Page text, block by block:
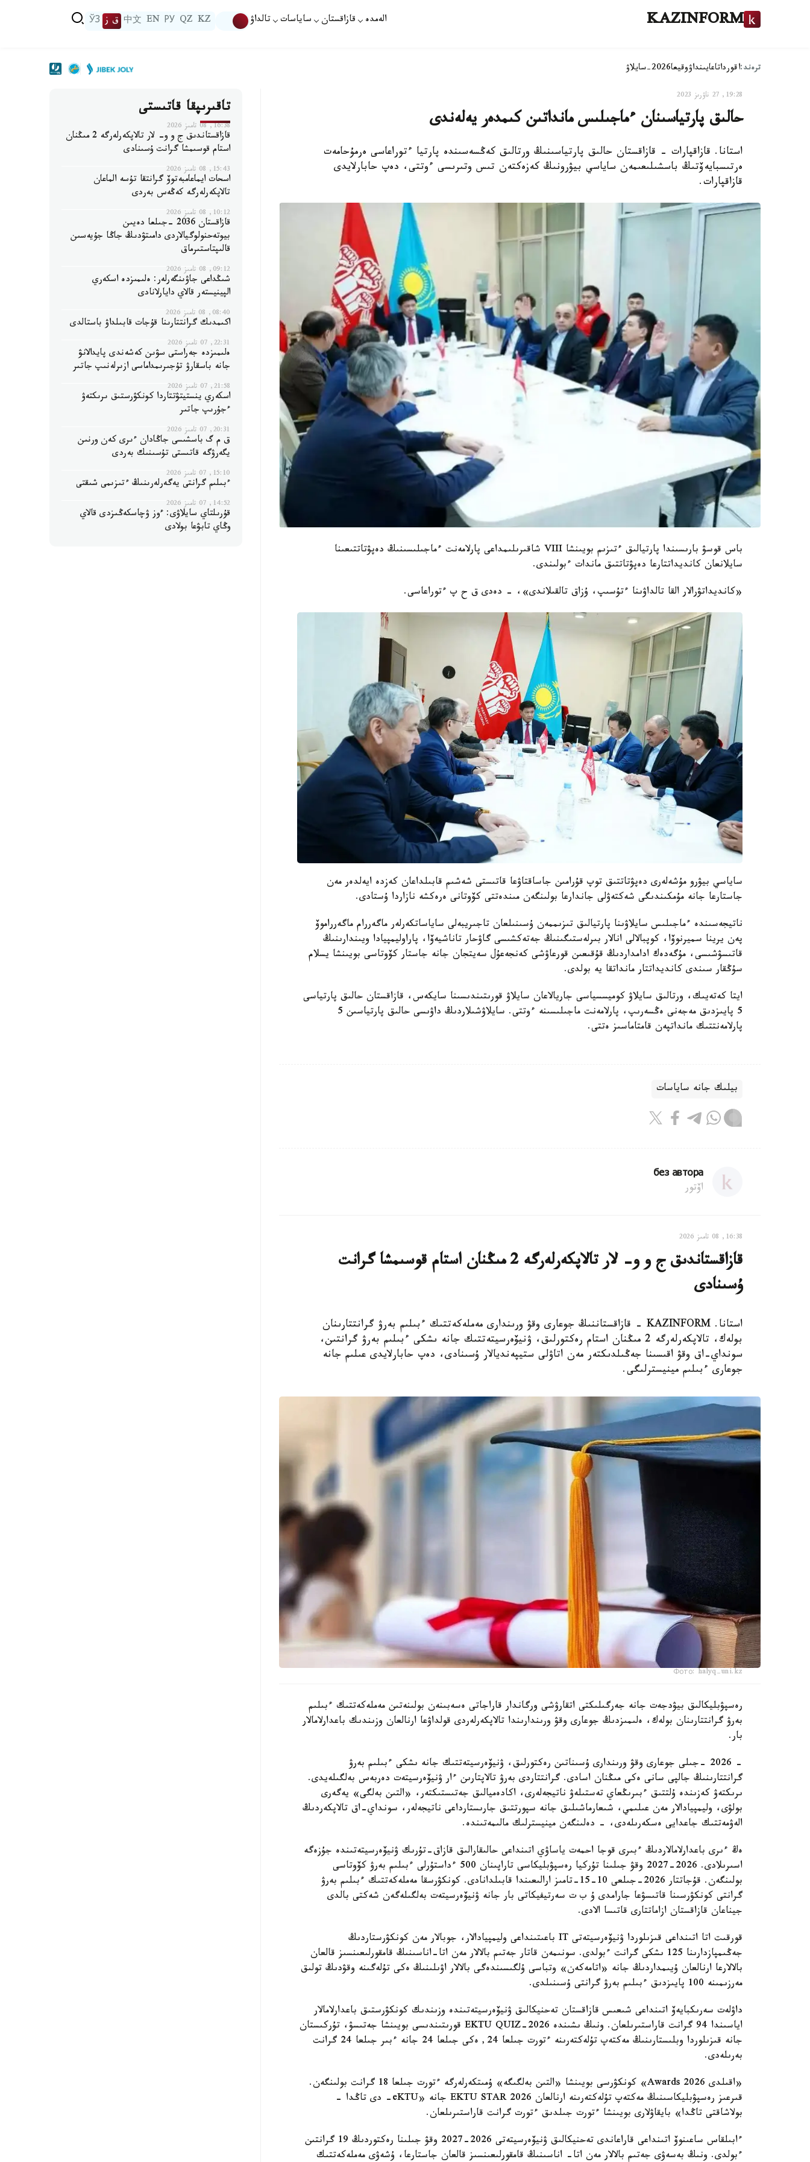
KAZINFORM الەمدە قازاقستان ساياسات تالداۋ KZ
QZ
РУ
EN
中文 ق ز ЎЗ
ترەند:اقورداتاعايىنداۋوقيعا2026-سايلاۋ
19:28, 27 ناۋرىز 2023
حالىق پارتياسىنان ءماجىلىس مانداتىن كىمدەر يەلەندى
استانا. قازاقپارات - قازاقستان حالىق پارتياسىنىڭ ورتالىق كەڭسەسىندە پارتيا ءتوراعاسى ەرمۇحامەت
ەرتىسبايەۆتىڭ باسشىلىعىمەن ساياسي بيۋرونىڭ كەزەكتەن تىس وتىرىسى ءوتتى، دەپ حابارلايدى
قازاقپارات.
باس قوسۋ بارىسىندا پارتيالىق ءتىزىم بويىنشا VIII شاقىرىلىمداعى پارلامەنت ءماجىلىسىنىڭ دەپۋتاتتىعىنا
سايلانعان كانديداتتارعا دەپۋتاتتىق ماندات ءبولىندى.
«كانديداتۋرالار القا تالداۋىنا ءتۇسىپ، ۇزاق تالقىلاندى»، - دەدى ق ح پ ءتوراعاسى.
ساياسي بيۋرو مۇشەلەرى دەپۋتاتتىق توپ قۇرامىن جاساقتاۋعا قاتىستى شەشىم قابىلداعان كەزدە ايەلدەر مەن
جاستارعا جانە مۇمكىندىگى شەكتەۋلى جاندارعا بولىنگەن مىندەتتى كۆوتانى ەرەكشە نازاردا ۇستادى.
ناتيجەسىندە ءماجىلىس سايلاۋىنا پارتيالىق تىزىممەن ۇسىنىلعان تاجىريبەلى ساياساتكەرلەر ماگەررام ماگەرراموۆ
پەن يرينا سميرنوۆا، كوپبالالى انالار بىرلەستىگىنىڭ جەتەكشىسى گاۋحار تاناشيەۆا، پاراوليمپيادا ويىندارىنىڭ
قاتىسۋشىسى، مۇگەدەك ادامداردىڭ قۇقىعىن قورعاۋشى كەنجەعۇل سەيتجان جانە جاستار كۆوتاسى بويىنشا يسلام
سۇڭقار سىندى كانديداتتار مانداتقا يە بولدى.
ايتا كەتەيىك، ورتالىق سايلاۋ كوميسسياسى جاريالاعان سايلاۋ قورىتىندىسىنا سايكەس، قازاقستان حالىق پارتياسى
5 پايىزدىق مەجەنى ەڭسەرىپ، پارلامەنت ماجىلىسىنە ءوتتى. سايلاۋشىلاردىڭ داۋىسى حالىق پارتياسىن 5
پارلامەنتتىك مانداتپەن قامتاماسىز ەتتى.
بيلىك جانە ساياسات
без автора
اۆتور
16:38, 08 تامىز 2026
قازاقستاندىق ج و و- لار تالاپكەرلەرگە 2 مىڭنان استام قوسىمشا گرانت
ۇسىنادى
استانا. KAZINFORM - قازاقستاننىڭ جوعارى وقۋ ورىندارى مەملەكەتتىك ءبىلىم بەرۋ گرانتتارىنان
بولەك، تالاپكەرلەرگە 2 مىڭنان استام رەكتورلىق، ۋنيۆەرسيتەتتىك جانە ىشكى ءبىلىم بەرۋ گرانتىن،
سونداي-اق وقۋ اقىسىنا جەڭىلدىكتەر مەن اتاۋلى ستيپەنديالار ۇسىنادى، دەپ حابارلايدى عىلىم جانە
جوعارى ءبىلىم مينيسترلىگى.
Фото: halyq-uni.kz
رەسپۋبليكالىق بيۋدجەت جانە جەرگىلىكتى اتقارۋشى ورگاندار قاراجاتى ەسەبىنەن بولىنەتىن مەملەكەتتىك ءبىلىم
بەرۋ گرانتتارىنان بولەك، ەلىمىزدىڭ جوعارى وقۋ ورىندارىندا تالاپكەرلەردى قولداۋعا ارنالعان وزىندىك باعدارلامالار
بار.
- 2026 -جىلى جوعارى وقۋ ورىندارى ۇسىناتىن رەكتورلىق، ۋنيۆەرسيتەتتىك جانە ىشكى ءبىلىم بەرۋ
گرانتتارىنىڭ جالپى سانى ەكى مىڭنان اسادى. گرانتتاردى بەرۋ تالاپتارىن ءار ۋنيۆەرسيتەت دەربەس بەلگىلەيدى.
ىرىكتەۋ كەزىندە ۇلتتىق ءبىرىڭعاي تەستىلەۋ ناتيجەلەرى، اكادەميالىق جەتىستىكتەر، «التىن بەلگى» يەگەرى
بولۋى، وليمپيادالار مەن عىلىمي، شىعارماشىلىق جانە سپورتتىق جارىستارداعى ناتيجەلەر، سونداي-اق تالاپكەردىڭ
الەۋمەتتىك جاعدايى ەسكەرىلەدى، - دەلىنگەن مينيسترلىك مالىمەتىندە.
ەڭ ءىرى باعدارلامالاردىڭ ءبىرى قوجا احمەت ياساۋي اتىنداعى حالىقارالىق قازاق-تۇرىك ۋنيۆەرسيتەتىندە جۇزەگە
اسىرىلادى. 2026-2027 وقۋ جىلىنا تۇركيا رەسپۋبليكاسى تاراپىنان 500 ءداستۇرلى ءبىلىم بەرۋ كۆوتاسى
بولىنگەن. قۇجاتتار 2026-جىلعى 10-15-تامىز ارالىعىندا قابىلدانادى. كونكۋرسقا مەملەكەتتىك ءبىلىم بەرۋ
گرانتى كونكۋرسىنا قاتىسۋعا جارامدى ۇ ب ت سەرتيفيكاتى بار جانە ۋنيۆەرسيتەت بەلگىلەگەن شەكتى بالدى
جيناعان قازاقستان ازاماتتارى قاتىسا الادى.
قورقىت اتا اتىنداعى قىزىلوردا ۋنيۆەرسيتەتى IT باعىتىنداعى وليمپيادالار، جوبالار مەن كونكۋرستاردىڭ
جەڭىمپازدارىنا 125 ىشكى گرانت ءبولدى. سونىمەن قاتار جەتىم بالالار مەن اتا-اناسىنىڭ قامقورلىعىنسىز قالعان
بالالارعا ارنالعان ۇيىمداردىڭ جانە «اتامەكەن» وتباسى ۇلگىسىندەگى بالالار اۋىلىنىڭ ەكى تۇلەگىنە وقۋدىڭ تولىق
مەرزىمىنە 100 پايىزدىق ءبىلىم بەرۋ گرانتى ۇسىنىلدى.
داۋلەت سەرىكبايەۆ اتىنداعى شىعىس قازاقستان تەحنيكالىق ۋنيۆەرسيتەتىندە وزىندىك كونكۋرستىق باعدارلامالار
اياسىندا 94 گرانت قاراستىرىلعان. ونىڭ ىشىندە EKTU QUIZ-2026 قورىتىندىسى بويىنشا جەتىسۋ، تۇركىستان
جانە قىزىلوردا وبلىستارىنىڭ مەكتەپ تۇلەكتەرىنە ءتورت جىلعا 24, ەكى جىلعا 24 جانە ءبىر جىلعا 24 گرانت
بەرىلەدى.
«اقىلدى Awards 2026» كونكۋرسى بويىنشا «التىن بەلگىگە» ۇمىتكەرلەرگە ءتورت جىلعا 18 گرانت بولىنگەن.
قىرعىز رەسپۋبليكاسىنىڭ مەكتەپ تۇلەكتەرىنە ارنالعان EKTU STAR 2026 جانە «eKTU- دى تاڭدا -
بولاشاقتى تاڭدا» بايقاۋلارى بويىنشا ءتورت جىلدىق ءتورت گرانت قاراستىرىلعان.
ءابىلقاس ساعىنوۆ اتىنداعى قاراعاندى تەحنيكالىق ۋنيۆەرسيتەتى 2026-2027 وقۋ جىلىنا رەكتوردىڭ 19 گرانتىن
ءبولدى. ونىڭ بەسەۋى جەتىم بالالار مەن اتا- اناسىنىڭ قامقورلىعىنسىز قالعان جاستارعا، ۇشەۋى مەملەكەتتىك
تاقىرىپقا قاتىستى
16:38, 08 تامىز 2026
قازاقستاندىق ج و و- لار تالاپكەرلەرگە 2 مىڭنان
استام قوسىمشا گرانت ۇسىنادى
15:43, 08 تامىز 2026
اسحات ايماعامبەتوۆ گرانتقا تۇسە الماعان
تالاپكەرلەرگە كەڭەس بەردى
10:12, 08 تامىز 2026
قازاقستان 2036 -جىلعا دەيىن
بيوتەحنولوگيالاردى دامىتۋدىڭ جاڭا جۇيەسىن
قالىپتاستىرماق
09:12, 08 تامىز 2026
شىڭداعى جاۋىنگەرلەر: ەلىمىزدە اسكەري
الپينيستەر قالاي دايارلانادى
08:40, 08 تامىز 2026
اكىمدىك گرانتتارىنا قۇجات قابىلداۋ باستالدى
22:31, 07 تامىز 2026
ەلىمىزدە جەراستى سۋىن كەشەندى پايدالانۋ
جانە باسقارۋ تۇجىرىمداماسى ازىرلەنىپ جاتىر
21:58, 07 تامىز 2026
اسكەري ينستيتۋتتاردا كونكۋرستىق ىرىكتەۋ
ءجۇرىپ جاتىر
20:31, 07 تامىز 2026
ق م گ باسشىسى جاڭادان ءىرى كەن ورنىن
يگەرۋگە قاتىستى تۇسىنىك بەردى
15:10, 07 تامىز 2026
ءبىلىم گرانتى يەگەرلەرىنىڭ ءتىزىمى شىقتى
14:52, 07 تامىز 2026
قۇرىلتاي سايلاۋى: ءوز ۋچاسكەڭىزدى قالاي
وڭاي تابۋعا بولادى